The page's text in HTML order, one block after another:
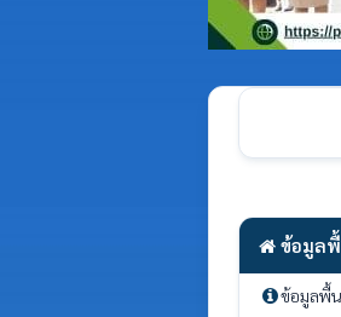
ข้อมูล
ข้อมูลพื้น